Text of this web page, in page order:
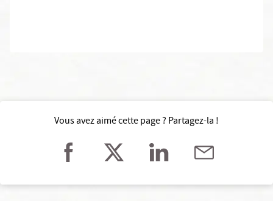
Vous avez aimé cette page ? Partagez-la !